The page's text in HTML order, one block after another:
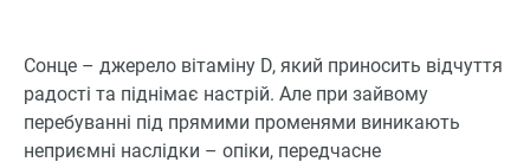
Сонце – джерело вітаміну D, який приносить відчуття
радості та піднімає настрій. Але при зайвому
перебуванні під прямими променями виникають
неприємні наслідки – опіки, передчасне